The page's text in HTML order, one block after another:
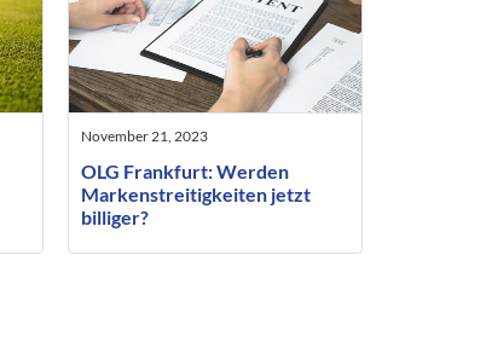
November 21, 2023
OLG Frankfurt: Werden
Markenstreitigkeiten jetzt
billiger?